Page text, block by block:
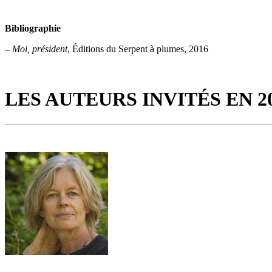
Bibliographie
– Moi, président, Éditions du Serpent à plumes, 2016
LES AUTEURS INVITÉS EN